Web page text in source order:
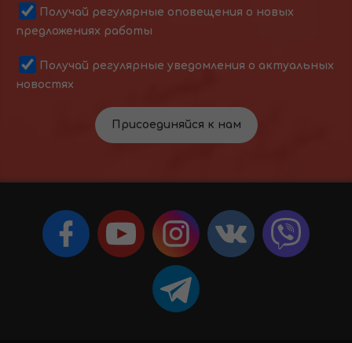
Получай регулярные оповещения о новых
предложениях работы
Получай регулярные уведомления о актуальных
новостях
Присоединяйся к нам